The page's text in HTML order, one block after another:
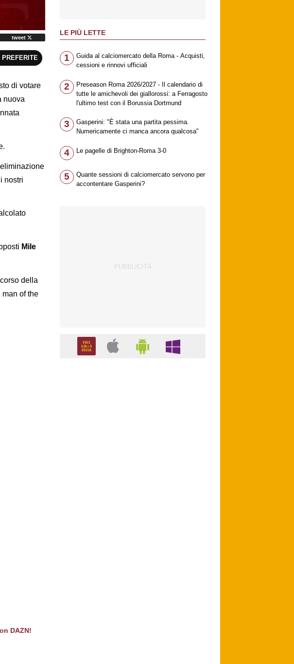
tweet
PREFERITE
di votare
nuova
nostri
Mile
della
of the
DAZN!
LE PIÙ LETTE
1
Guida al calciomercato della Roma - Acquisti,
cessioni e rinnovi ufficiali
2
Preseason Roma 2026/2027 - Il calendario di
tutte le amichevoli dei giallorossi: a Ferragosto
l'ultimo test con il Borussia Dortmund
3
Gasperini: "È stata una partita pessima.
Numericamente ci manca ancora qualcosa"
4 Le pagelle di Brighton-Roma 3-0
5
Quante sessioni di calciomercato servono per
accontentare Gasperini?